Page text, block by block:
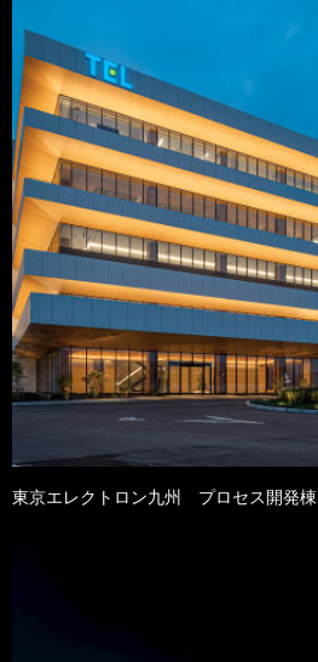
東京エレクトロン九州 プロセス開発棟